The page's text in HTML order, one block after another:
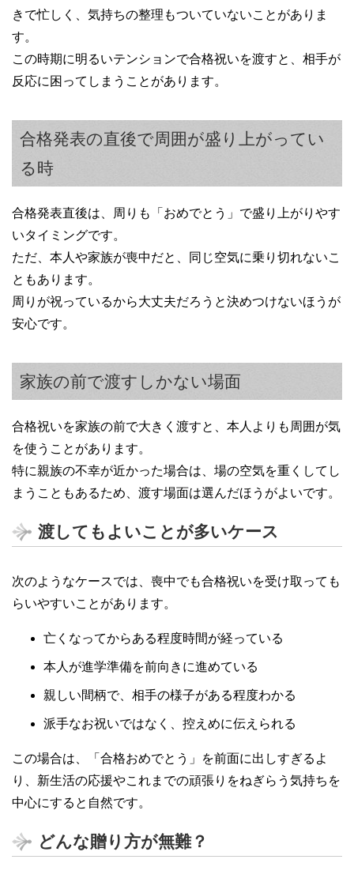
きで忙しく、気持ちの整理もついていないことがありま
す。
この時期に明るいテンションで合格祝いを渡すと、相手が
反応に困ってしまうことがあります。
合格発表の直後で周囲が盛り上がってい
る時
合格発表直後は、周りも「おめでとう」で盛り上がりやす
いタイミングです。
ただ、本人や家族が喪中だと、同じ空気に乗り切れないこ
ともあります。
周りが祝っているから大丈夫だろうと決めつけないほうが
安心です。
家族の前で渡すしかない場面
合格祝いを家族の前で大きく渡すと、本人よりも周囲が気
を使うことがあります。
特に親族の不幸が近かった場合は、場の空気を重くしてし
まうこともあるため、渡す場面は選んだほうがよいです。
渡してもよいことが多いケース
次のようなケースでは、喪中でも合格祝いを受け取っても
らいやすいことがあります。
亡くなってからある程度時間が経っている
本人が進学準備を前向きに進めている
親しい間柄で、相手の様子がある程度わかる
派手なお祝いではなく、控えめに伝えられる
この場合は、「合格おめでとう」を前面に出しすぎるよ
り、新生活の応援やこれまでの頑張りをねぎらう気持ちを
中心にすると自然です。
どんな贈り方が無難？